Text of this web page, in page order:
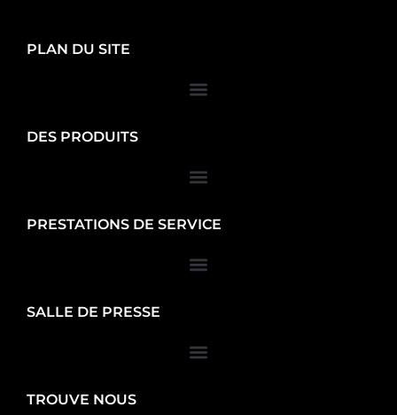
PLAN DU SITE
DES PRODUITS
PRESTATIONS DE SERVICE
SALLE DE PRESSE
TROUVE NOUS